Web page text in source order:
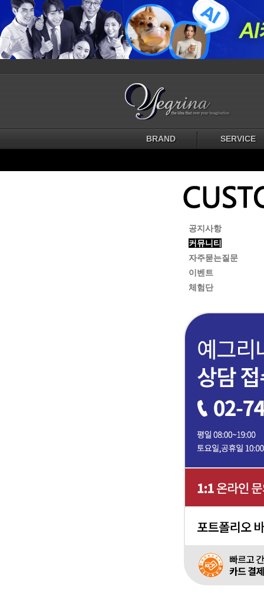
BRAND SERVICE
공지사항
커뮤니티
자주묻는질문
이벤트
체험단